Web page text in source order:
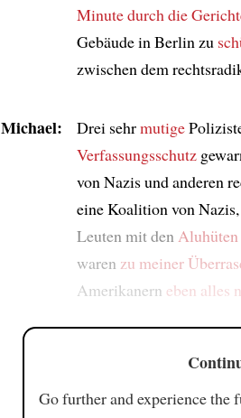
Minutedurch die
Gebäude in Berlin zu
zwischen dem
Michael: Drei sehrmutige
Verfassungsschutz
von Nazis und anderen
eine Koalition von
Leuten mit denAluhüten
waren zu meiner
Amerikanern eben alles
Go further and experience